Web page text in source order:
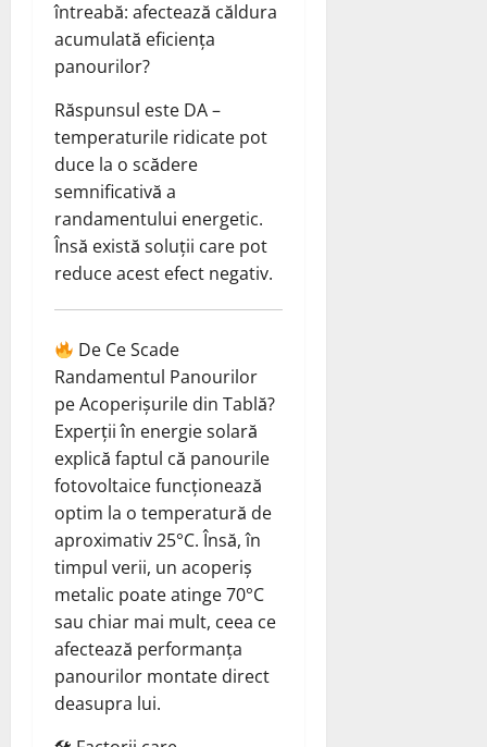
întreabă: afectează căldura
acumulată eficiența
panourilor?
Răspunsul este DA –
temperaturile ridicate pot
duce la o scădere
semnificativă a
randamentului energetic.
Însă există soluții care pot
reduce acest efect negativ.
De Ce Scade
Randamentul Panourilor
pe Acoperișurile din Tablă?
Experții în energie solară
explică faptul că panourile
fotovoltaice funcționează
optim la o temperatură de
aproximativ 25°C. Însă, în
timpul verii, un acoperiș
metalic poate atinge 70°C
sau chiar mai mult, ceea ce
afectează performanța
panourilor montate direct
deasupra lui.